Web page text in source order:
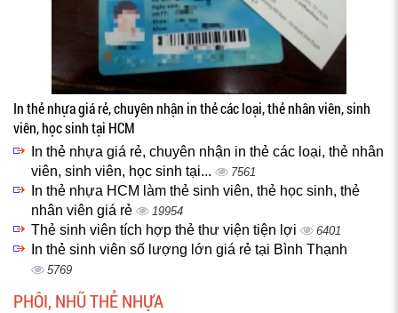
In thẻ nhựa giá rẻ, chuyên nhận in thẻ các loại, thẻ nhân viên, sinh
viên, học sinh tại HCM
In thẻ nhựa giá rẻ, chuyên nhận in thẻ các loại, thẻ nhân
viên, sinh viên, học sinh tại...
7561
In thẻ nhựa HCM làm thẻ sinh viên, thẻ học sinh, thẻ
nhân viên giá rẻ
19954
Thẻ sinh viên tích hợp thẻ thư viện tiện lợi 6401
In thẻ sinh viên số lượng lớn giá rẻ tại Bình Thạnh
5769
PHÔI, NHŨ THẺ NHỰA